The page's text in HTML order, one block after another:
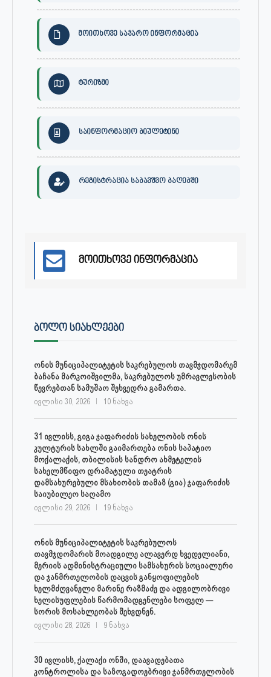
მოითხოვე საჯარო ინფორმაცია
ტურიზმი
საინფორმაციო ბიულეტინი
რეგისტრაცია საბავშვო ბაღებში
მოითხოვე ინფორმაცია
ᲑᲝᲚᲝ ᲡᲘᲐᲮᲚᲔᲔᲑᲘ
ონის მუნიციპალიტეტის საკრებულოს თავმჯდომარემ
ბაჩანა მარკოიშვილმა, საკრებულოს უმრავლესობის
წევრებთან სამუშაო შეხვედრა გამართა.
ივლისი 30, 2026 10 ნახვა
31 ივლისს, გიგა ჯაფარიძის სახელობის ონის
კულტურის სახლში გაიმართება ონის საპატიო
მოქალაქის, თბილისის სანდრო ახმეტელის
სახელმწიფო დრამატული თეატრის
დამსახურებული მსახიობის თამაზ (გია) ჯაფარიძის
საიუბილეო საღამო
ივლისი 29, 2026 19 ნახვა
ონის მუნიციპალიტეტის საკრებულოს
თავმჯდომარის მოადგილე ალავერდ ხვედელიანი,
მერიის ადმინისტრაციული სამსახურის სოციალური
და ჯანმრთელობის დაცვის განყოფილების
ხელმძღვანელი მარინე რაზმაძე და ადგილობრივი
ხელისუფლების წარმომადგენლები სოფელ —
სორის მოსახლეობას შეხვდნენ.
ივლისი 28, 2026 9 ნახვა
30 ივლისს, ქალაქი ონში, დაავადებათა
კონტროლისა და საზოგადოებრივი ჯანმრთელობის